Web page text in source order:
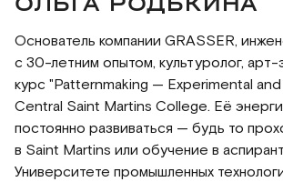
Основатель компании GRASSER,
с 30-летним опытом, культуролог, арт-
курс "Patternmaking — Experimental and
Central Saint Martins College. Её
постоянно развиваться — будь то
в Saint Martins или обучение в
Университете промышленных